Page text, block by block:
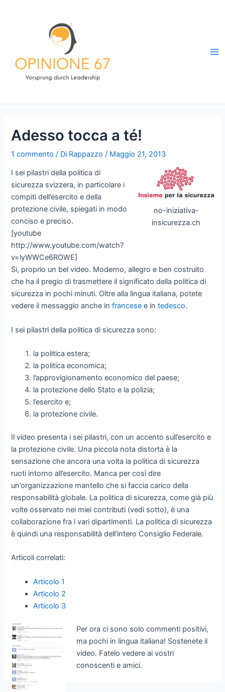
Adesso tocca a té!
1 commento / Di Rappazzo/ Maggio 21, 2013
no-iniziativa-
insicurezza.ch
I sei pilastri della politica di
sicurezza svizzera, in particolare i
compiti dell’esercito e della
protezione civile, spiegati in modo
conciso e preciso.
[youtube
http://www.youtube.com/watch?
v=lyWWCe6ROWE]
Si, proprio un bel video. Moderno, allegro e ben costruito
che ha il pregio di trasmettere il significato della politica di
sicurezza in pochi minuti. Oltre alla lingua italiana, potete
vedere il messaggio anche infrancese e intedesco.
I sei pilastri della politica di sicurezza sono:
la politica estera;
la politica economica;
l’approvigionamento economico del paese;
la protezione dello Stato e la polizia;
l’esercito e;
la protezione civile.
Il video presenta i sei pilastri, con un accento sull’esercito e
la protezione civile. Una piccola nota distorta è la
sensazione che ancora una volta la politica di sicurezza
ruoti intorno all’esercito. Manca per così dire
un’organizzazione mantello che si faccia carico della
responsabilità globale. La politica di sicurezza, come già più
volte osservato nei miei contributi (vedi sotto), è una
collaborazione fra i vari dipartimenti. La politica di sicurezza
è quindi una responsabilità dell’intero Consiglio Federale.
Articoli correlati:
Articolo 1
Articolo 2
Articolo 3
Per ora ci sono solo commenti positivi,
ma pochi in lingua italiana! Sostenete il
video. Fatelo vedere ai vostri
conoscenti e amici.